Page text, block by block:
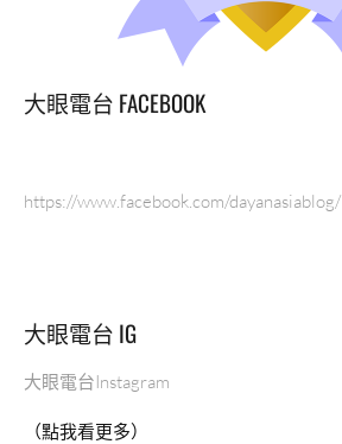
大眼電台 FACEBOOK
https://www.facebook.com/dayanasiablog/
大眼電台 IG
大眼電台Instagram
（點我看更多）